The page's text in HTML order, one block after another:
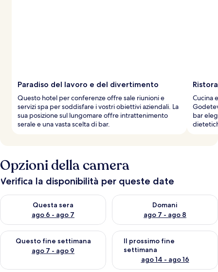
Paradiso del lavoro e del divertimento
Questo hotel per conferenze offre sale riunioni e
servizi spa per soddisfare i vostri obiettivi aziendali. La
sua posizione sul lungomare offre intrattenimento
serale e una vasta scelta di bar.
Cucina
bar
Opzioni della camera
Verifica la disponibilità per queste date
Questa sera
ago 6 - ago 7
Verifica la disponibilità per questa sera, ago 6 - ago 7
Domani
ago 7 - ago 8
Verifica la disponibilità per
Questo fine settimana
ago 7 - ago 9
Verifica la disponibilità per questo fine settimana, ago 7 - ago
Il prossimo fine
settimana
ago 14 - ago 16
Verifica la disponibilità per il